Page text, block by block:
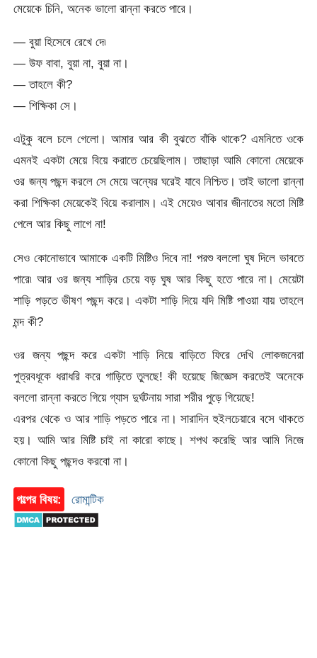
মেয়েকে চিনি, অনেক ভালো রান্না করতে পারে।
— বুয়া হিসেবে রেখে দে৷
— উফ বাবা, বুয়া না, বুয়া না।
— তাহলে কী?
— শিক্ষিকা সে।
এটুকু বলে চলে গেলো। আমার আর কী বুঝতে বাঁকি থাকে? এমনিতে ওকে
এমনই একটা মেয়ে বিয়ে করাতে চেয়েছিলাম। তাছাড়া আমি কোনো মেয়েকে
ওর জন্য পছন্দ করলে সে মেয়ে অন্যের ঘরেই যাবে নিশ্চিত। তাই ভালো রান্না
করা শিক্ষিকা মেয়েকেই বিয়ে করালাম। এই মেয়েও আবার জীনাতের মতো মিষ্টি
পেলে আর কিছু লাগে না!
সেও কোনোভাবে আমাকে একটি মিষ্টিও দিবে না! পরশু বললো ঘুষ দিলে ভাবতে
পারে৷ আর ওর জন্য শাড়ির চেয়ে বড় ঘুষ আর কিছু হতে পারে না। মেয়েটা
শাড়ি পড়তে ভীষণ পছন্দ করে। একটা শাড়ি দিয়ে যদি মিষ্টি পাওয়া যায় তাহলে
মন্দ কী?
ওর জন্য পছন্দ করে একটা শাড়ি নিয়ে বাড়িতে ফিরে দেখি লোকজনেরা
পুত্রবধূকে ধরাধরি করে গাড়িতে তুলছে! কী হয়েছে জিজ্ঞেস করতেই অনেকে
বললো রান্না করতে গিয়ে গ্যাস দুর্ঘটনায় সারা শরীর পুড়ে গিয়েছে!
এরপর থেকে ও আর শাড়ি পড়তে পারে না। সারাদিন হুইলচেয়ারে বসে থাকতে
হয়। আমি আর মিষ্টি চাই না কারো কাছে। শপথ করেছি আর আমি নিজে
কোনো কিছু পছন্দও করবো না।
গল্পের বিষয়: রোমান্টিক